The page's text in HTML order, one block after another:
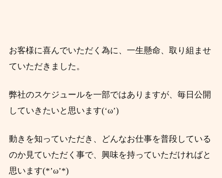
お客様に喜んでいただく為に、一生懸命、取り組ませ
ていただきました。
弊社のスケジュールを一部ではありますが、毎日公開
していきたいと思います(‘ω’)
動きを知っていただき、どんなお仕事を普段している
のか見ていただく事で、興味を持っていただければと
思います(*’ω’*)